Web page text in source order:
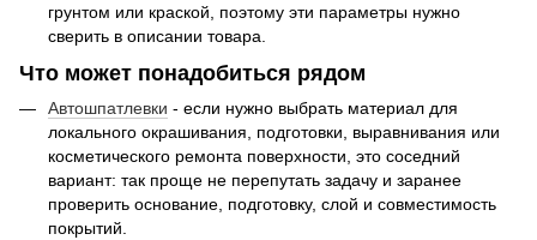
грунтом или краской, поэтому эти параметры нужно
сверить в описании товара.
Что может понадобиться рядом
Автошпатлевки - если нужно выбрать материал для
локального окрашивания, подготовки, выравнивания или
косметического ремонта поверхности, это соседний
вариант: так проще не перепутать задачу и заранее
проверить основание, подготовку, слой и совместимость
покрытий.